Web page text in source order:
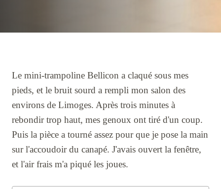
Le mini-trampoline Bellicon a claqué sous mes
pieds, et le bruit sourd a rempli mon salon des
environs de Limoges. Après trois minutes à
rebondir trop haut, mes genoux ont tiré d'un coup.
Puis la pièce a tourné assez pour que je pose la main
sur l'accoudoir du canapé. J'avais ouvert la fenêtre,
et l'air frais m'a piqué les joues.